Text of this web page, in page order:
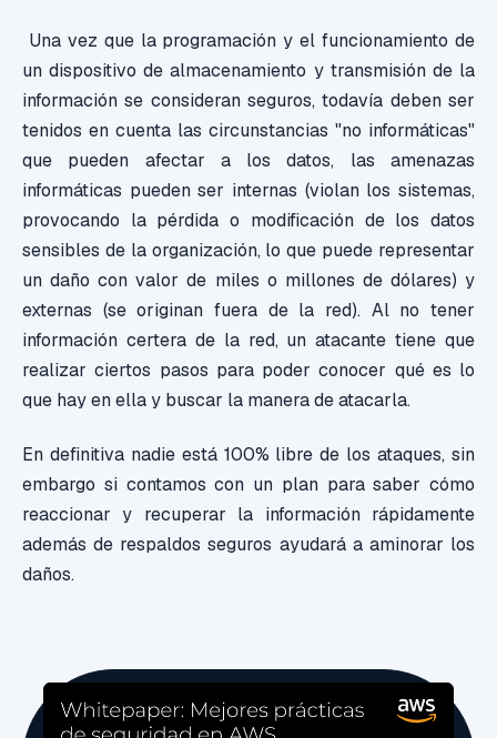
Una vez que la programación y el funcionamiento de
un dispositivo de almacenamiento y transmisión de la
información se consideran seguros, todavía deben ser
tenidos en cuenta las circunstancias "no informáticas"
que pueden afectar a los datos, las amenazas
informáticas pueden ser internas (violan los sistemas,
provocando la pérdida o modificación de los datos
sensibles de la organización, lo que puede representar
un daño con valor de miles o millones de dólares) y
externas (se originan fuera de la red). Al no tener
información certera de la red, un atacante tiene que
realizar ciertos pasos para poder conocer qué es lo
que hay en ella y buscar la manera de atacarla.
En definitiva nadie está 100% libre de los ataques, sin
embargo si contamos con un plan para saber cómo
reaccionar y recuperar la información rápidamente
además de respaldos seguros ayudará a aminorar los
daños.